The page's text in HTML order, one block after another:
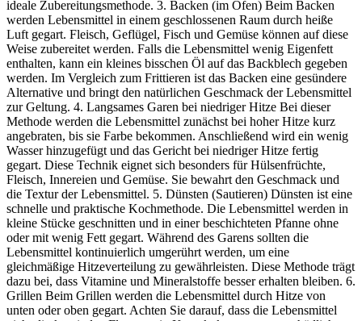
ideale Zubereitungsmethode. 3. Backen (im Ofen) Beim Backen
werden Lebensmittel in einem geschlossenen Raum durch heiße
Luft gegart. Fleisch, Geflügel, Fisch und Gemüse können auf diese
Weise zubereitet werden. Falls die Lebensmittel wenig Eigenfett
enthalten, kann ein kleines bisschen Öl auf das Backblech gegeben
werden. Im Vergleich zum Frittieren ist das Backen eine gesündere
Alternative und bringt den natürlichen Geschmack der Lebensmittel
zur Geltung. 4. Langsames Garen bei niedriger Hitze Bei dieser
Methode werden die Lebensmittel zunächst bei hoher Hitze kurz
angebraten, bis sie Farbe bekommen. Anschließend wird ein wenig
Wasser hinzugefügt und das Gericht bei niedriger Hitze fertig
gegart. Diese Technik eignet sich besonders für Hülsenfrüchte,
Fleisch, Innereien und Gemüse. Sie bewahrt den Geschmack und
die Textur der Lebensmittel. 5. Dünsten (Sautieren) Dünsten ist eine
schnelle und praktische Kochmethode. Die Lebensmittel werden in
kleine Stücke geschnitten und in einer beschichteten Pfanne ohne
oder mit wenig Fett gegart. Während des Garens sollten die
Lebensmittel kontinuierlich umgerührt werden, um eine
gleichmäßige Hitzeverteilung zu gewährleisten. Diese Methode trägt
dazu bei, dass Vitamine und Mineralstoffe besser erhalten bleiben. 6.
Grillen Beim Grillen werden die Lebensmittel durch Hitze von
unten oder oben gegart. Achten Sie darauf, dass die Lebensmittel